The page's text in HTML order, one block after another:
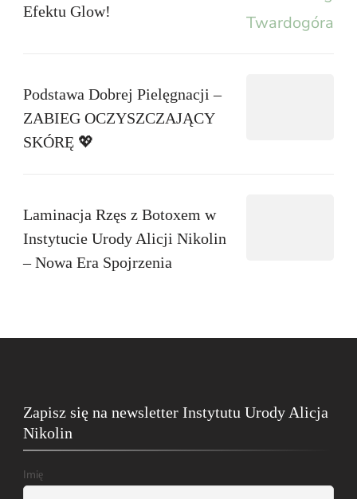
Efektu Glow!
Podstawa Dobrej Pielęgnacji –
ZABIEG OCZYSZCZAJĄCY
SKÓRĘ 💖
Laminacja Rzęs z Botoxem w
Instytucie Urody Alicji Nikolin
– Nowa Era Spojrzenia
Zapisz się na newsletter Instytutu Urody Alicja
Nikolin
Imię